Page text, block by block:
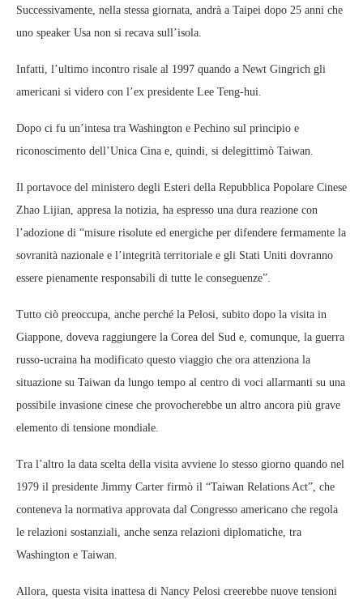
Successivamente, nella stessa giornata, andrà a Taipei dopo 25 anni che
uno speaker Usa non si recava sull’isola.
Infatti, l’ultimo incontro risale al 1997 quando a Newt Gingrich gli
americani si videro con l’ex presidente Lee Teng-hui.
Dopo ci fu un’intesa tra Washington e Pechino sul principio e
riconoscimento dell’Unica Cina e, quindi, si delegittimò Taiwan.
Il portavoce del ministero degli Esteri della Repubblica Popolare Cinese
Zhao Lijian, appresa la notizia, ha espresso una dura reazione con
l’adozione di “misure risolute ed energiche per difendere fermamente la
sovranità nazionale e l’integrità territoriale e gli Stati Uniti dovranno
essere pienamente responsabili di tutte le conseguenze”.
Tutto ciò preoccupa, anche perché la Pelosi, subito dopo la visita in
Giappone, doveva raggiungere la Corea del Sud e, comunque, la guerra
russo-ucraina ha modificato questo viaggio che ora attenziona la
situazione su Taiwan da lungo tempo al centro di voci allarmanti su una
possibile invasione cinese che provocherebbe un altro ancora più grave
elemento di tensione mondiale.
Tra l’altro la data scelta della visita avviene lo stesso giorno quando nel
1979 il presidente Jimmy Carter firmò il “Taiwan Relations Act”, che
conteneva la normativa approvata dal Congresso americano che regola
le relazioni sostanziali, anche senza relazioni diplomatiche, tra
Washington e Taiwan.
Allora, questa visita inattesa di Nancy Pelosi creerebbe nuove tensioni